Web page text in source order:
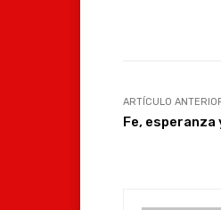
ARTÍCULO
Fe, esperanza